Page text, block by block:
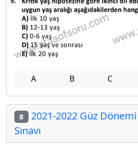
A B C
8 2021-2022 Güz
Sınavı